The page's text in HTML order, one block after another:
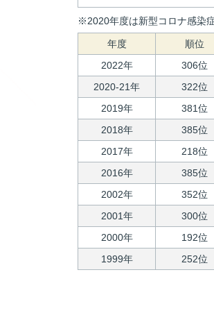
※2020年度は新型コロナ感染
年度 順位
2022年
306位
2020-21年
322位
2019年
381位
2018年
385位
2017年
218位
2016年
385位
2002年
352位
2001年
300位
2000年
192位
1999年
252位